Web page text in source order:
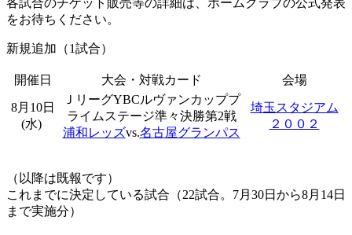
各試合のチケット販売等の詳細は、ホームクラブの公式発表
をお待ちください。
新規追加（1試合）
開催日 大会・対戦カード 会場
8月10日
(水)
ＪリーグYBCルヴァンカッププ
ライムステージ準々決勝第2戦
浦和レッズvs.名古屋グランパス
埼玉スタジアム
２００２
（以降は既報です）
これまでに決定している試合（22試合。7月30日から8月14日
まで実施分）